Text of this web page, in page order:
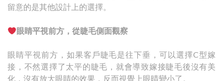
留意的是其他設計上的選擇。
眼睛平視前方，從睫毛側面觀察
眼睛平視前方，如果客戶睫毛是往下垂，可以選擇C型嫁
接，不然選擇了太平的睫毛，就會導致嫁接睫毛後沒有美
化，沒有放大眼睛的效果，反而視覺上眼晴變小了。